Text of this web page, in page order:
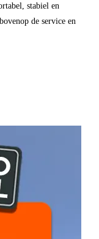
stabiel en
de service en